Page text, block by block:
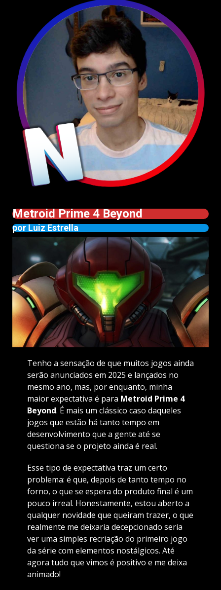
Metroid Prime 4 Beyond
por Luiz Estrella
Tenho a sensação de que muitos jogos ainda
serão anunciados em 2025 e lançados no
mesmo ano, mas, por enquanto, minha
maior expectativa é para Metroid Prime 4
Beyond. É mais um clássico caso daqueles
jogos que estão há tanto tempo em
desenvolvimento que a gente até se
questiona se o projeto ainda é real.
Esse tipo de expectativa traz um certo
problema: é que, depois de tanto tempo no
forno, o que se espera do produto final é um
pouco irreal. Honestamente, estou aberto a
qualquer novidade que queiram trazer, o que
realmente me deixaria decepcionado seria
ver uma simples recriação do primeiro jogo
da série com elementos nostálgicos. Até
agora tudo que vimos é positivo e me deixa
animado!